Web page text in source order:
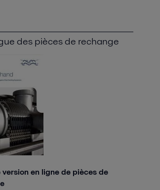
des pièces de rechange
version en ligne de pièces de